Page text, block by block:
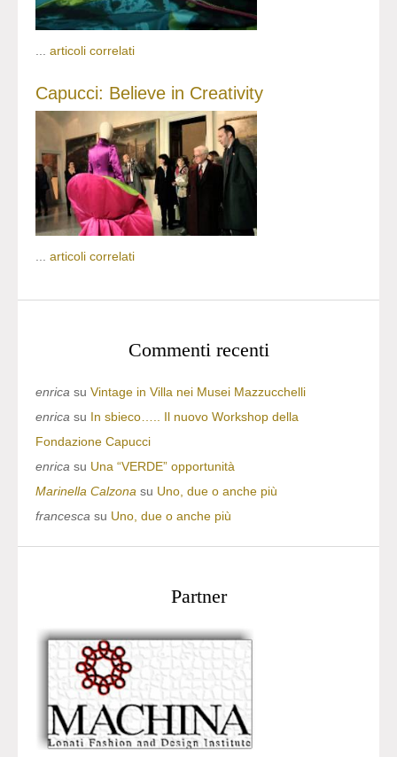
... articoli correlati
Capucci: Believe in Creativity
articoli correlati
Commenti recenti
enrica su Vintage in Villa nei Musei Mazzucchelli
enrica su In sbieco….. Il nuovo Workshop della
Fondazione Capucci
enrica su Una “VERDE” opportunità
Marinella Calzona su Uno, due o anche più
francesca su Uno, due o anche più
Partner